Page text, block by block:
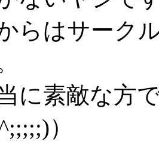
らはサーク
に素敵な方
）